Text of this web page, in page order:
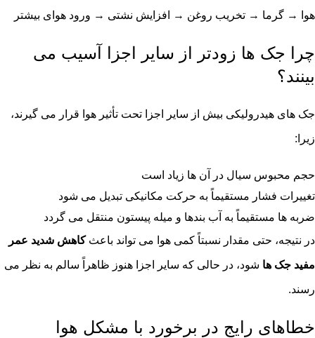
هوا → گرما → تخریب روغن → افزایش نشتی → ورود هوای بیشتر
چرا جک ها زودتر از سایر اجزا آسیب می
بینند؟
جک های هیدرولیکی بیش از سایر اجزا تحت تأثیر هوا قرار می گیرند،
زیرا:
حجم محبوس سیال در آن ها زیاد است
تغییرات فشار مستقیماً به حرکت مکانیکی تبدیل می شود
ضربه ها مستقیماً به آب بندها و میله پیستون منتقل می گردد
در نتیجه، حتی مقدار نسبتاً کمی هوا می تواند باعثکاهش شدید عمر
مفید جک ها شود، در حالی که سایر اجزا هنوز ظاهراً سالم به نظر می
رسند.
خطاهای رایج در برخورد با مشکل هوا